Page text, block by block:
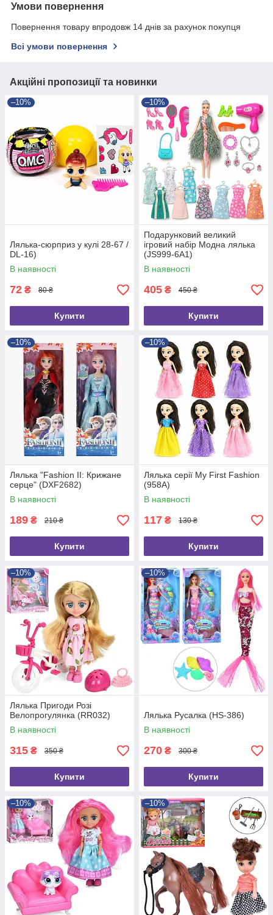
Умови повернення
Повернення товару впродовж 14 днів за рахунок покупця
Всі умови повернення
Акційні пропозиції та новинки
–10%
Лялька-сюрприз у кулі 28-67 /
DL-16)
В наявності
72 ₴ 80 ₴
Купити
–10%
Подарунковий великий
ігровий набір Модна лялька
(JS999-6A1)
В наявності
405 ₴ 450 ₴
Купити
–10%
Лялька "Fashion II: Крижане
серце" (DXF2682)
В наявності
189 ₴ 210 ₴
Купити
–10%
Лялька серії My First Fashion
(958A)
В наявності
117 ₴ 130 ₴
Купити
–10%
Лялька Пригоди Розі
Велопрогулянка (RR032)
В наявності
315 ₴ 350 ₴
Купити
–10%
Лялька Русалка (HS-386)
В наявності
270 ₴ 300 ₴
Купити
–10% –10%